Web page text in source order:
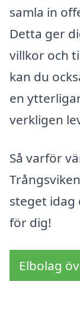
samla in
Detta ger
villkor och
kan du
en
verkligen
Så varför
steget idag
för dig!
Elbolag